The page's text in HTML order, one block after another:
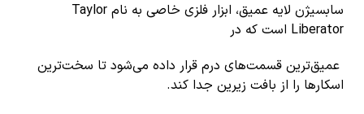
سابسیژن لایه عمیق، ابزار فلزی خاصی به نام Taylor
Liberator است که در
عمیق‌ترین قسمت‌های درم قرار داده می‌شود تا سخت‌ترین
اسکارها را از بافت زیرین جدا کند.